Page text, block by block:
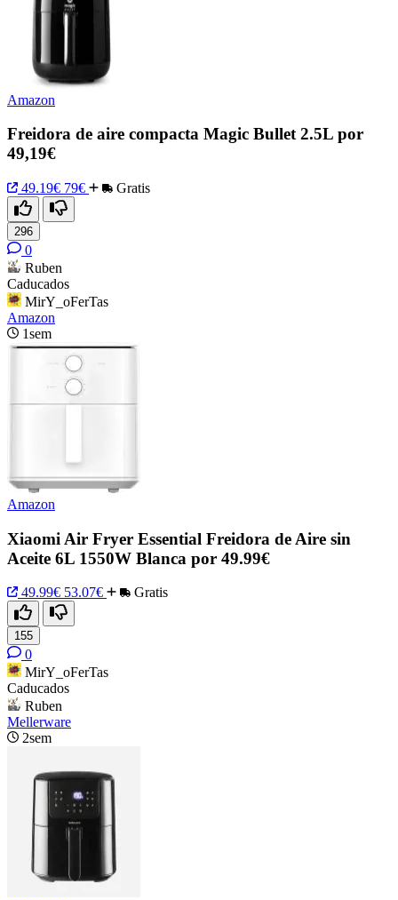
Amazon
Freidora de aire compacta Magic Bullet 2.5L por
49,19€
49.19€ 79€ Gratis
296
0
Ruben
Caducados
MirY_oFerTas
Amazon
1sem
Amazon
Xiaomi Air Fryer Essential Freidora de Aire sin
Aceite 6L 1550W Blanca por 49.99€
49.99€ 53.07€ Gratis
155
0
MirY_oFerTas
Caducados
Ruben
Mellerware
2sem